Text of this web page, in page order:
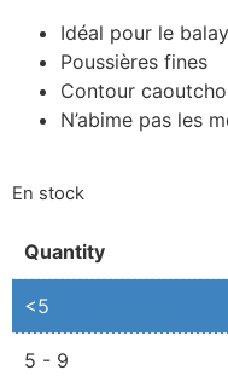
Idéal pour le
Poussières fines
Contour
N’abime pas les
En stock
Quantity
<5
5 - 9